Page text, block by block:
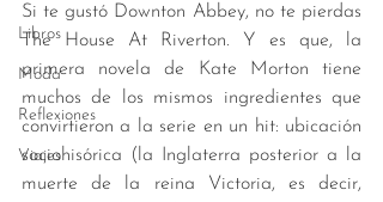
Libros
Moda
Reflexiones
Viajes
Si te gustó Downton Abbey, no te pierdas
The House At Riverton. Y es que, la
primera novela de Kate Morton tiene
muchos de los mismos ingredientes que
convirtieron a la serie en un hit: ubicación
sociohisórica (la Inglaterra posterior a la
muerte de la reina Victoria, es decir,